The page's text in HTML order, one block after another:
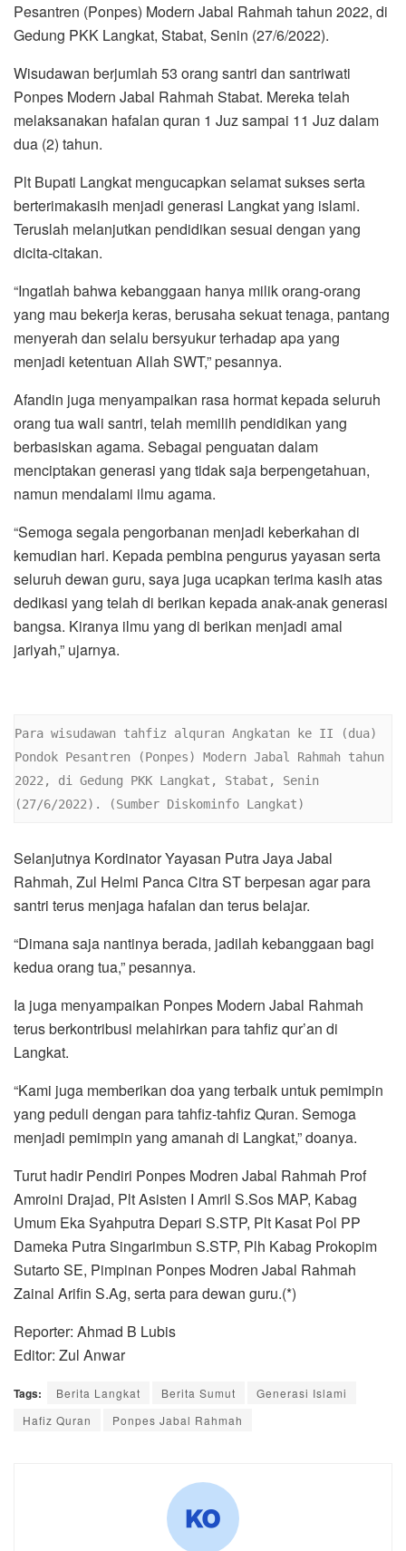
Pesantren (Ponpes) Modern Jabal Rahmah tahun 2022, di
Gedung PKK Langkat, Stabat, Senin (27/6/2022).
Wisudawan berjumlah 53 orang santri dan santriwati
Ponpes Modern Jabal Rahmah Stabat. Mereka telah
melaksanakan hafalan quran 1 Juz sampai 11 Juz dalam
dua (2) tahun.
Plt Bupati Langkat mengucapkan selamat sukses serta
berterimakasih menjadi generasi Langkat yang islami.
Teruslah melanjutkan pendidikan sesuai dengan yang
dicita-citakan.
“Ingatlah bahwa kebanggaan hanya milik orang-orang
yang mau bekerja keras, berusaha sekuat tenaga, pantang
menyerah dan selalu bersyukur terhadap apa yang
menjadi ketentuan Allah SWT,” pesannya.
Afandin juga menyampaikan rasa hormat kepada seluruh
orang tua wali santri, telah memilih pendidikan yang
berbasiskan agama. Sebagai penguatan dalam
menciptakan generasi yang tidak saja berpengetahuan,
namun mendalami ilmu agama.
“Semoga segala pengorbanan menjadi keberkahan di
kemudian hari. Kepada pembina pengurus yayasan serta
seluruh dewan guru, saya juga ucapkan terima kasih atas
dedikasi yang telah di berikan kepada anak-anak generasi
bangsa. Kiranya ilmu yang di berikan menjadi amal
jariyah,” ujarnya.
Para wisudawan tahfiz alquran Angkatan ke II (dua)
Pondok Pesantren (Ponpes) Modern Jabal Rahmah tahun
2022, di Gedung PKK Langkat, Stabat, Senin
(27/6/2022). (Sumber Diskominfo Langkat)
Selanjutnya Kordinator Yayasan Putra Jaya Jabal
Rahmah, Zul Helmi Panca Citra ST berpesan agar para
santri terus menjaga hafalan dan terus belajar.
“Dimana saja nantinya berada, jadilah kebanggaan bagi
kedua orang tua,” pesannya.
Ia juga menyampaikan Ponpes Modern Jabal Rahmah
terus berkontribusi melahirkan para tahfiz qur’an di
Langkat.
“Kami juga memberikan doa yang terbaik untuk pemimpin
yang peduli dengan para tahfiz-tahfiz Quran. Semoga
menjadi pemimpin yang amanah di Langkat,” doanya.
Turut hadir Pendiri Ponpes Modren Jabal Rahmah Prof
Amroini Drajad, Plt Asisten I Amril S.Sos MAP, Kabag
Umum Eka Syahputra Depari S.STP, Plt Kasat Pol PP
Dameka Putra Singarimbun S.STP, Plh Kabag Prokopim
Sutarto SE, Pimpinan Ponpes Modren Jabal Rahmah
Zainal Arifin S.Ag, serta para dewan guru.(*)
Reporter: Ahmad B Lubis
Editor: Zul Anwar
Tags: Berita Langkat Berita Sumut
Generasi Islami
Hafiz Quran
Ponpes Jabal Rahmah